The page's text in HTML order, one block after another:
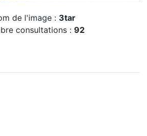
de l'image : 3tar
consultations : 92